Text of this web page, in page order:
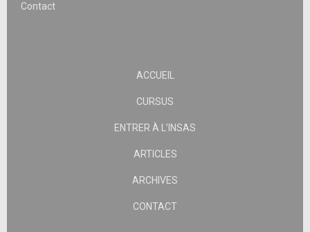
Contact
ACCUEIL
CURSUS
ENTRER À L’INSAS
ARTICLES
ARCHIVES
CONTACT